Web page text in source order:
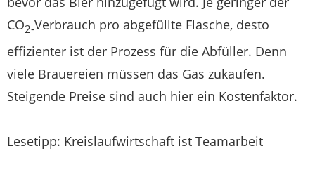
CO2-Verbrauch pro abgefüllte Flasche, desto
effizienter ist der Prozess für die Abfüller. Denn
viele Brauereien müssen das Gas zukaufen.
Steigende Preise sind auch hier ein Kostenfaktor.
Lesetipp: Kreislaufwirtschaft ist Teamarbeit